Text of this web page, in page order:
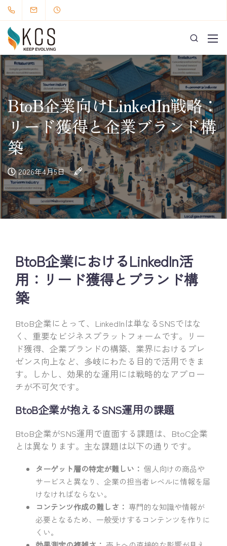
BtoB企業向けLinkedIn戦略：
リード獲得と企業ブランド構
築
2026年4月5日
BtoB企業におけるLinkedIn活
用：リード獲得とブランド構
築
BtoB企業にとって、LinkedInは単なるSNSではな
く、重要なビジネスプラットフォームです。リー
ド獲得、企業ブランドの構築、業界におけるプレ
ゼンス向上など、多岐にわたる目的で活用できま
す。しかし、効果的な運用には戦略的なアプロー
チが不可欠です。
BtoB企業が抱えるSNS運用の課題
BtoB企業がSNS運用で直面する課題は、BtoC企業
とは異なります。主な課題は以下の通りです。
ターゲット層の特定が難しい： 個人向けの商品や
サービスと異なり、企業の担当者レベルに情報を届
けなければならない。
コンテンツ作成の難しさ： 専門的な知識や情報が
必要となるため、一般受けするコンテンツを作りに
くい。